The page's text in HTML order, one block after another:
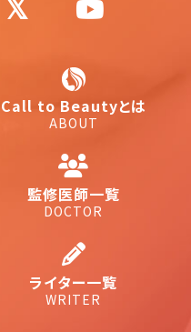
Call to Beautyとは
ABOUT
監修医師一覧
DOCTOR
ライター一覧
WRITER